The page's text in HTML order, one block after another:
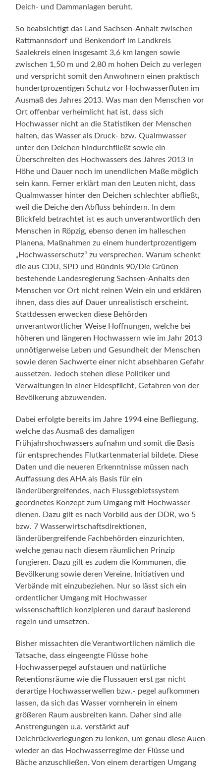
Deich- und Dammanlagen beruht.
So beabsichtigt das Land Sachsen-Anhalt zwischen
Rattmannsdorf und Benkendorf im Landkreis
Saalekreis einen insgesamt 3,6 km langen sowie
zwischen 1,50 m und 2,80 m hohen Deich zu verlegen
und verspricht somit den Anwohnern einen praktisch
hundertprozentigen Schutz vor Hochwasserfluten im
Ausmaß des Jahres 2013. Was man den Menschen vor
Ort offenbar verheimlicht hat ist, dass sich
Hochwasser nicht an die Statistiken der Menschen
halten, das Wasser als Druck- bzw. Qualmwasser
unter den Deichen hindurchfließt sowie ein
Überschreiten des Hochwassers des Jahres 2013 in
Höhe und Dauer noch im unendlichen Maße möglich
sein kann. Ferner erklärt man den Leuten nicht, dass
Qualmwasser hinter den Deichen schlechter abfließt,
weil die Deiche den Abfluss behindern. In dem
Blickfeld betrachtet ist es auch unverantwortlich den
Menschen in Röpzig, ebenso denen im halleschen
Planena, Maßnahmen zu einem hundertprozentigem
„Hochwasserschutz“ zu versprechen. Warum schenkt
die aus CDU, SPD und Bündnis 90/Die Grünen
bestehende Landesregierung Sachsen-Anhalts den
Menschen vor Ort nicht reinen Wein ein und erklären
ihnen, dass dies auf Dauer unrealistisch erscheint.
Stattdessen erwecken diese Behörden
unverantwortlicher Weise Hoffnungen, welche bei
höheren und längeren Hochwassern wie im Jahr 2013
unnötigerweise Leben und Gesundheit der Menschen
sowie deren Sachwerte einer nicht absehbaren Gefahr
aussetzen. Jedoch stehen diese Politiker und
Verwaltungen in einer Eidespflicht, Gefahren von der
Bevölkerung abzuwenden.
Dabei erfolgte bereits im Jahre 1994 eine Befliegung,
welche das Ausmaß des damaligen
Frühjahrshochwassers aufnahm und somit die Basis
für entsprechendes Flutkartenmaterial bildete. Diese
Daten und die neueren Erkenntnisse müssen nach
Auffassung des AHA als Basis für ein
länderübergreifendes, nach Flussgebietssystem
geordnetes Konzept zum Umgang mit Hochwasser
dienen. Dazu gilt es nach Vorbild aus der DDR, wo 5
bzw. 7 Wasserwirtschaftsdirektionen,
länderübergreifende Fachbehörden einzurichten,
welche genau nach diesem räumlichen Prinzip
fungieren. Dazu gilt es zudem die Kommunen, die
Bevölkerung sowie deren Vereine, Initiativen und
Verbände mit einzubeziehen. Nur so lässt sich ein
ordentlicher Umgang mit Hochwasser
wissenschaftlich konzipieren und darauf basierend
regeln und umsetzen.
Bisher missachten die Verantwortlichen nämlich die
Tatsache, dass eingeengte Flüsse hohe
Hochwasserpegel aufstauen und natürliche
Retentionsräume wie die Flussauen erst gar nicht
derartige Hochwasserwellen bzw.- pegel aufkommen
lassen, da sich das Wasser vornherein in einem
größeren Raum ausbreiten kann. Daher sind alle
Anstrengungen u.a. verstärkt auf
Deichrückverlegungen zu lenken, um genau diese Auen
wieder an das Hochwasserregime der Flüsse und
Bäche anzuschließen. Von einem derartigen Umgang